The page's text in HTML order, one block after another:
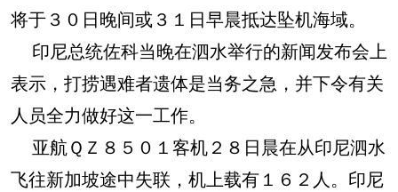
将于３０日晚间或３１日早晨抵达坠机海域。
印尼总统佐科当晚在泗水举行的新闻发布会上
表示，打捞遇难者遗体是当务之急，并下令有关
人员全力做好这一工作。
亚航ＱＺ８５０１客机２８日晨在从印尼泗水
飞往新加坡途中失联，机上载有１６２人。印尼